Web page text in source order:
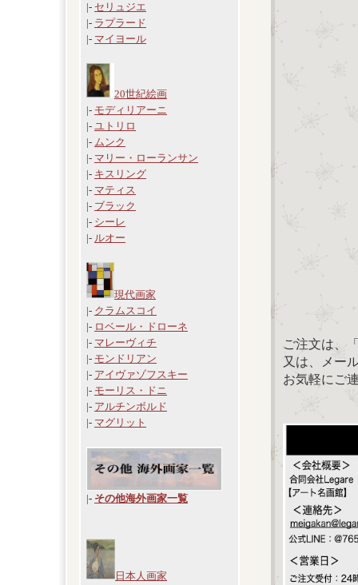
|- セリュジエ
|- ラプラード
|- マイヨール
20世紀絵画
|- モディリアーニ
|- ユトリロ
|- ムンク
|- マリー・ローランサン
|- キスリング
|- マティス
|- ブラック
|- シーレ
|- ルオー
現代画家
|- クラムスコイ
|- ロベール・ドローネ
|- マレーヴィチ
|- モンドリアン
|- アイヴァゾフスキー
|- モーリス・ドニ
|- アルチンボルド
|- マグリット
|- その他海外画家一覧
日本人画家
ご注文は、
又は、メー
お気軽にご